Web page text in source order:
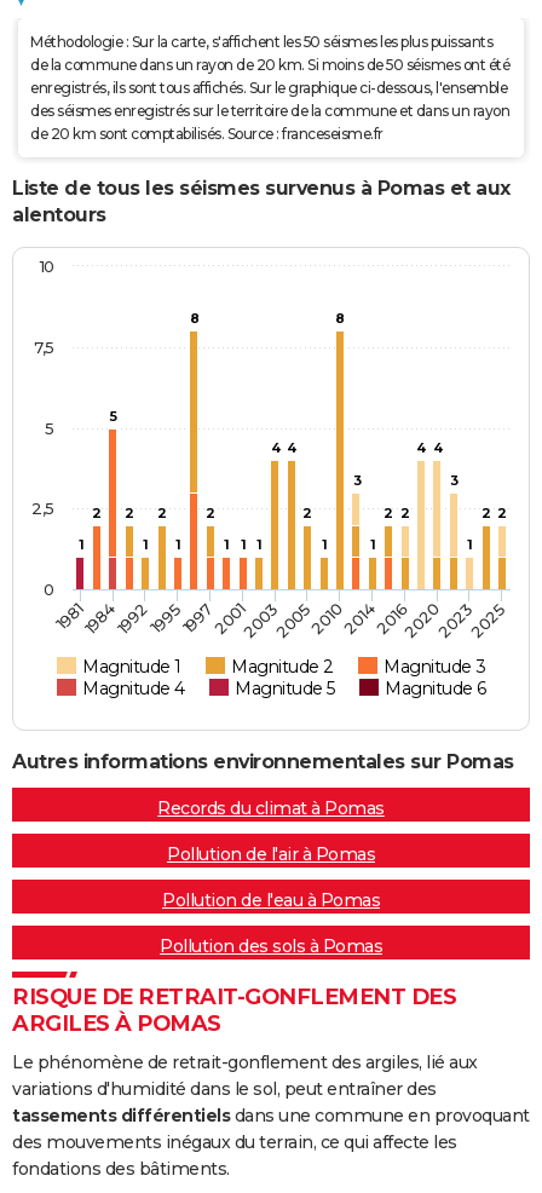
Coulées de
Boue
Méthodologie : Sur la carte, s'affichent les 50 séismes les plus puissants
de la commune dans un rayon de 20 km. Si moins de 50 séismes ont été
enregistrés, ils sont tous affichés. Sur le graphique ci-dessous, l'ensemble
des séismes enregistrés sur le territoire de la commune et dans un rayon
de 20 km sont comptabilisés. Source : franceseisme.fr
Liste de tous les séismes survenus à Pomas et aux
alentours
1
2
5
2
1
2
1
8
2
1
1 1
4 4
2
1
8
3
1
2 2
4 4
3
1
2 2
Magnitude 1 Magnitude 2
Magnitude 3
Magnitude 4
Magnitude 5 Magnitude 6
19811984199219951997200120032005201020142016202020232025
0
10
2,5
5
7,5
Autres informations environnementales sur Pomas
Records du climat à Pomas
Pollution de l'air à Pomas
Pollution de l'eau à Pomas
Pollution des sols à Pomas
RISQUE DE RETRAIT-GONFLEMENT DES
ARGILES À POMAS
Le phénomène de retrait-gonflement des argiles, lié aux
variations d'humidité dans le sol, peut entraîner des
tassements différentielsdans une commune en provoquant
des mouvements inégaux du terrain, ce qui affecte les
fondations des bâtiments.